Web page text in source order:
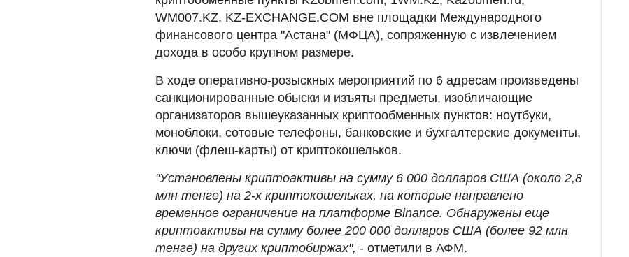
WM007.KZ, KZ-EXCHANGE.COM вне площадки Международного
финансового центра "Астана" (МФЦА), сопряженную с извлечением
дохода в особо крупном размере.
В ходе оперативно-розыскных мероприятий по 6 адресам произведены
санкционированные обыски и изъяты предметы, изобличающие
организаторов вышеуказанных криптообменных пунктов: ноутбуки,
моноблоки, сотовые телефоны, банковские и бухгалтерские документы,
ключи (флеш-карты) от криптокошельков.
"Установлены криптоактивы на сумму 6 000 долларов США (около 2,8
млн тенге) на 2-х криптокошельках, на которые направлено
временное ограничение на платформе Binance. Обнаружены еще
криптоактивы на сумму более 200 000 долларов США (более 92 млн
тенге) на других криптобиржах", - отметили в АФМ.